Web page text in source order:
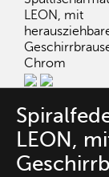
LEON,